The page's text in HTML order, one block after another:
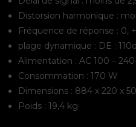
Distorsion harmonique :
Fréquence de réponse : 0,
plage dynamique : DE :
Alimentation : AC 100 –
Consommation : 170 W
Dimensions : 884 x 220 x
Poids : 19,4 kg